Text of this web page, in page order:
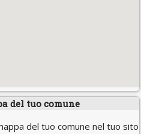
del tuo comune
del tuo comune nel tuo sito